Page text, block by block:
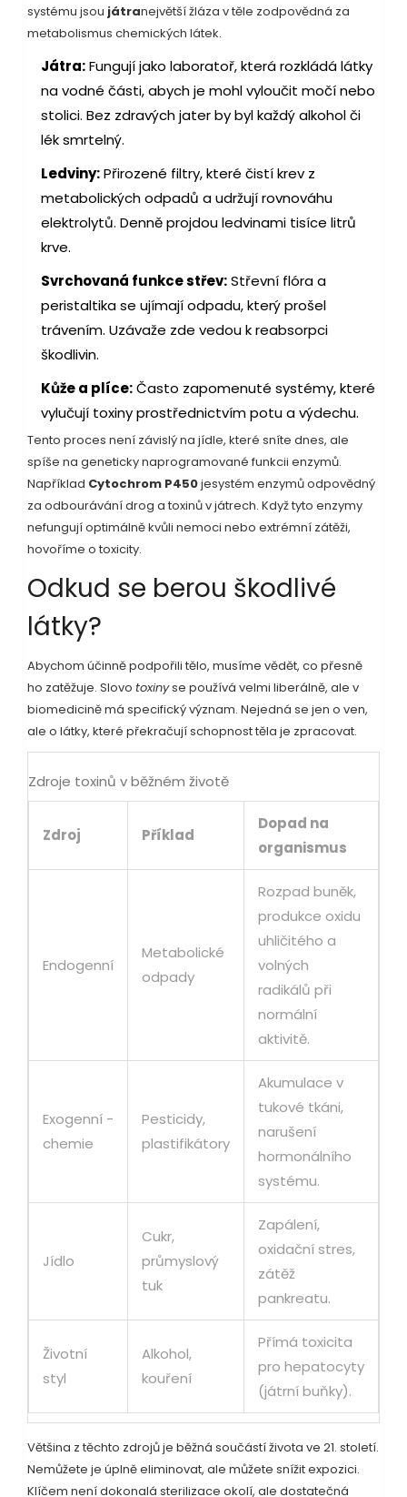
systému jsou játranejvětší žláza v těle zodpovědná za
metabolismus chemických látek.
Játra:Fungují jako laboratoř, která rozkládá látky
na vodné části, abych je mohl vyloučit močí nebo
stolici. Bez zdravých jater by byl každý alkohol či
lék smrtelný.
Ledviny:Přirozené filtry, které čistí krev z
metabolických odpadů a udržují rovnováhu
elektrolytů. Denně projdou ledvinami tisíce litrů
krve.
Svrchovaná funkce střev:Střevní flóra a
peristaltika se ujímají odpadu, který prošel
trávením. Uzávaže zde vedou k reabsorpci
škodlivin.
Kůže a plíce:Často zapomenuté systémy, které
vylučují toxiny prostřednictvím potu a výdechu.
Tento proces není závislý na jídle, které sníte dnes, ale
spíše na geneticky naprogramované funkcii enzymů.
Například Cytochrom P450jesystém enzymů odpovědný
za odbourávání drog a toxinů v játrech. Když tyto enzymy
nefungují optimálně kvůli nemoci nebo extrémní zátěži,
hovoříme o toxicity.
Odkud se berou škodlivé
látky?
Abychom účinně podpořili tělo, musíme vědět, co přesně
ho zatěžuje. Slovo toxinyse používá velmi liberálně, ale v
biomedicině má specifický význam. Nejedná se jen o ven,
ale o látky, které překračují schopnost těla je zpracovat.
Zdroje toxinů v běžném životě
Zdroj Příklad
Dopad na
organismus
Endogenní
Metabolické
odpady
Rozpad buněk,
produkce oxidu
uhličitého a
volných
radikálů při
normální
aktivitě.
Exogenní -
chemie
Pesticidy,
plastifikátory
Akumulace v
tukové tkáni,
narušení
hormonálního
systému.
Jídlo
Cukr,
průmyslový
tuk
Zapálení,
oxidační stres,
zátěž
pankreatu.
Životní
styl
Alkohol,
kouření
Přímá toxicita
pro hepatocyty
(játrní buňky).
Většina z těchto zdrojů je běžná součástí života ve 21. století.
Nemůžete je úplně eliminovat, ale můžete snížit expozici.
Klíčem není dokonalá sterilizace okolí, ale dostatečná